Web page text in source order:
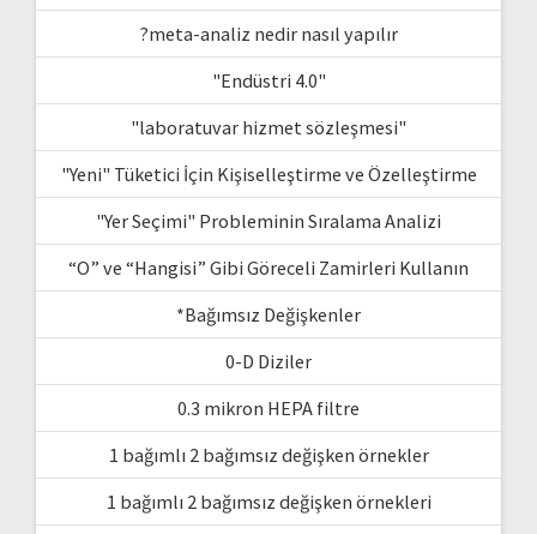
?meta-analiz nedir nasıl yapılır
"Endüstri 4.0"
"laboratuvar hizmet sözleşmesi"
"Yeni" Tüketici İçin Kişiselleştirme ve Özelleştirme
"Yer Seçimi" Probleminin Sıralama Analizi
“O” ve “Hangisi” Gibi Göreceli Zamirleri Kullanın
*Bağımsız Değişkenler
0-D Diziler
0.3 mikron HEPA filtre
1 bağımlı 2 bağımsız değişken örnekler
1 bağımlı 2 bağımsız değişken örnekleri